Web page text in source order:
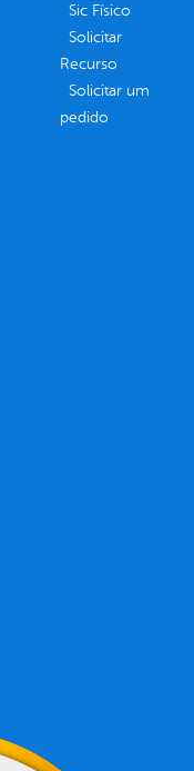
Sic Físico
Solicitar
Recurso
Solicitar um
pedido